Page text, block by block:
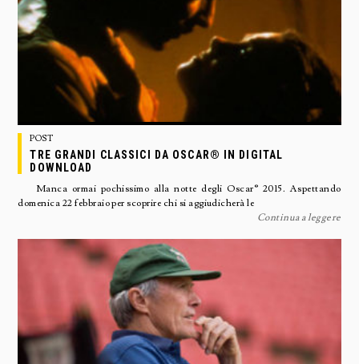
POST
TRE GRANDI CLASSICI DA OSCAR® IN DIGITAL
DOWNLOAD
Manca ormai pochissimo alla notte degli Oscar® 2015. Aspettando
domenica 22 febbraio per scoprire chi si aggiudicherà le
Continua a leggere